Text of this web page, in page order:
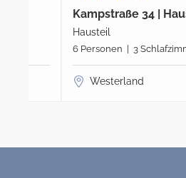
Kampstraße 34 | Hausteil 3
Hausteil
6 Personen | 3 Schlafzimmer | 2
Westerland